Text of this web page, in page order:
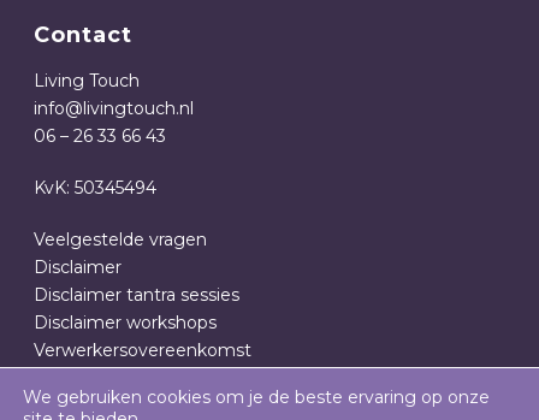
Contact
Living Touch
info@livingtouch.nl
06 – 26 33 66 43
KvK: 50345494
Veelgestelde vragen
Disclaimer
Disclaimer tantra sessies
Disclaimer workshops
Verwerkersovereenkomst
Algemene Voorwaarden
We gebruiken cookies om je de beste ervaring op onze